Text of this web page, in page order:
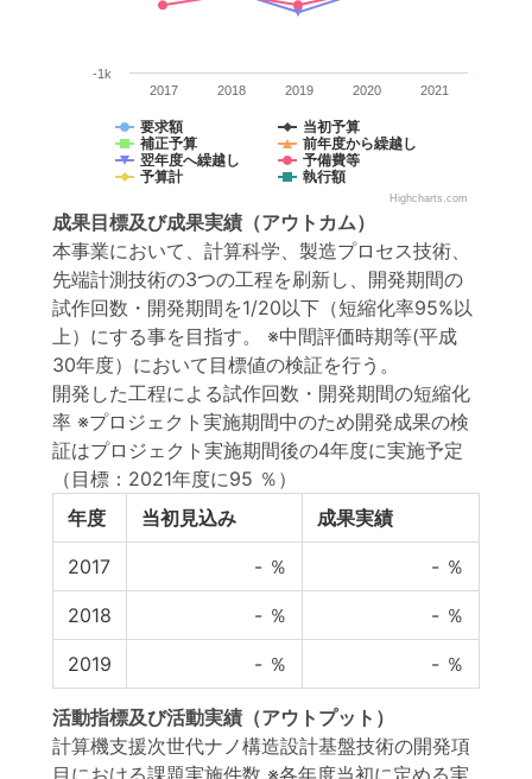
要求額
当初予算
補正予算
前年度から繰越し
翌年度へ繰越し
予備費等
予算計
執行額
2017 2018 2019 2020 2021
-1k
Highcharts.com
成果目標及び成果実績 （アウトカム）
本事業において、計算科学、製造プロセス技術、
先端計測技術の3つの工程を刷新し、開発期間の
試作回数・開発期間を1/20以下（短縮化率95%以
上）にする事を目指す。 ※中間評価時期等(平成
30年度）において目標値の検証を行う。
開発した工程による試作回数・開発期間の短縮化
率 ※プロジェクト実施期間中のため開発成果の検
証はプロジェクト実施期間後の4年度に実施予定
（目標：2021年度に95 ％）
年度
当初見込み 成果実績
2017 - ％ - ％
2018 - ％ - ％
2019 - ％ - ％
活動指標及び活動実績 （アウトプット）
計算機支援次世代ナノ構造設計基盤技術の開発項
目における課題実施件数 ※各年度当初に定める実